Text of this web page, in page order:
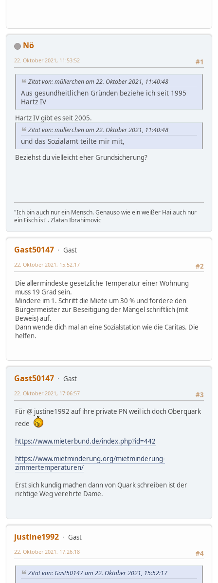
Nö
#1
22. Oktober 2021, 11:53:52
Zitat von: müllerchen am 22. Oktober 2021, 11:40:48
Aus gesundheitlichen Gründen beziehe ich seit 1995
Hartz IV
Hartz IV gibt es seit 2005.
Zitat von: müllerchen am 22. Oktober 2021, 11:40:48
und das Sozialamt teilte mir mit,
Beziehst du vielleicht eher Grundsicherung?
"Ich bin auch nur ein Mensch. Genauso wie ein weißer Hai auch nur
ein Fisch ist". Zlatan Ibrahimovic
Gast50147
Gast
#2
22. Oktober 2021, 15:52:17
Die allermindeste gesetzliche Temperatur einer Wohnung
muss 19 Grad sein.
Mindere im 1. Schritt die Miete um 30 % und fordere den
Bürgermeister zur Beseitigung der Mängel schriftlich (mit
Beweis) auf.
Dann wende dich mal an eine Sozialstation wie die Caritas. Die
helfen.
Gast50147
Gast
#3
22. Oktober 2021, 17:06:57
Für @ justine1992 auf ihre private PN weil ich doch Oberquark
rede
https://www.mieterbund.de/index.php?id=442
https://www.mietminderung.org/mietminderung-
zimmertemperaturen/
Erst sich kundig machen dann von Quark schreiben ist der
richtige Weg verehrte Dame.
justine1992
Gast
#4
22. Oktober 2021, 17:26:18
Zitat von: Gast50147 am 22. Oktober 2021, 15:52:17